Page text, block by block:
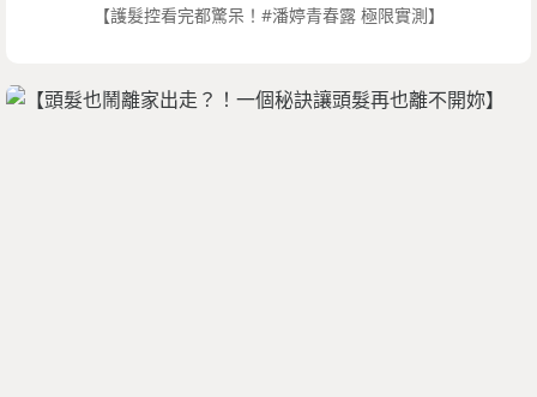
【護髮控看完都驚呆！#潘婷青春露 極限實測】